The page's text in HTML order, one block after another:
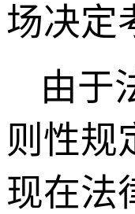
场决定
由于
则性规
现在法